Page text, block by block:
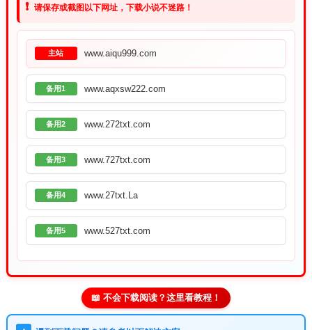
❗ 请保存或截图以下网址，下载小说不迷路！
主站 www.aiqu999.com
备用1 www.aqxsw222.com
备用2 www.272txt.com
备用3 www.727txt.com
备用4 www.27txt.La
备用5 www.527txt.com
📖 不会下载阅读？这里看教程！